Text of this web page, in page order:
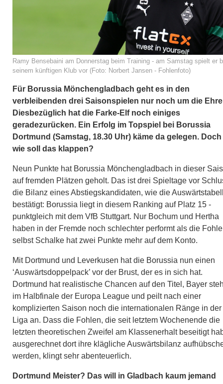
Ramy Bensebaini am Donnerstag beim Training - am Samstag spielt er
seinem künftigen Klub vor (Foto: Norbert Jansen - Fohlenfoto)
Für Borussia Mönchengladbach geht es in den
verbleibenden drei Saisonspielen nur noch um die
Diesbezüglich hat die Farke-Elf noch einiges
geradezurücken. Ein Erfolg im Topspiel bei Borussia
Dortmund (Samstag, 18.30 Uhr) käme da gelegen. Doch
wie soll das klappen?
Neun Punkte hat Borussia Mönchengladbach in dieser
auf fremden Plätzen geholt. Das ist drei Spieltage vor
die Bilanz eines Abstiegskandidaten, wie die
bestätigt: Borussia liegt in diesem Ranking auf Platz 15 -
punktgleich mit dem VfB Stuttgart. Nur Bochum und Hertha
haben in der Fremde noch schlechter performt als die
selbst Schalke hat zwei Punkte mehr auf dem Konto.
Mit Dortmund und Leverkusen hat die Borussia nun einen
‘Auswärtsdoppelpack’ vor der Brust, der es in sich hat.
Dortmund hat realistische Chancen auf den Titel, Bayer
im Halbfinale der Europa League und peilt nach einer
komplizierten Saison noch die internationalen Ränge in der
Liga an. Dass die Fohlen, die seit letztem Wochenende die
letzten theoretischen Zweifel am Klassenerhalt beseitigt
ausgerechnet dort ihre klägliche Auswärtsbilanz
werden, klingt sehr abenteuerlich.
Dortmund Meister? Das will in Gladbach kaum jemand